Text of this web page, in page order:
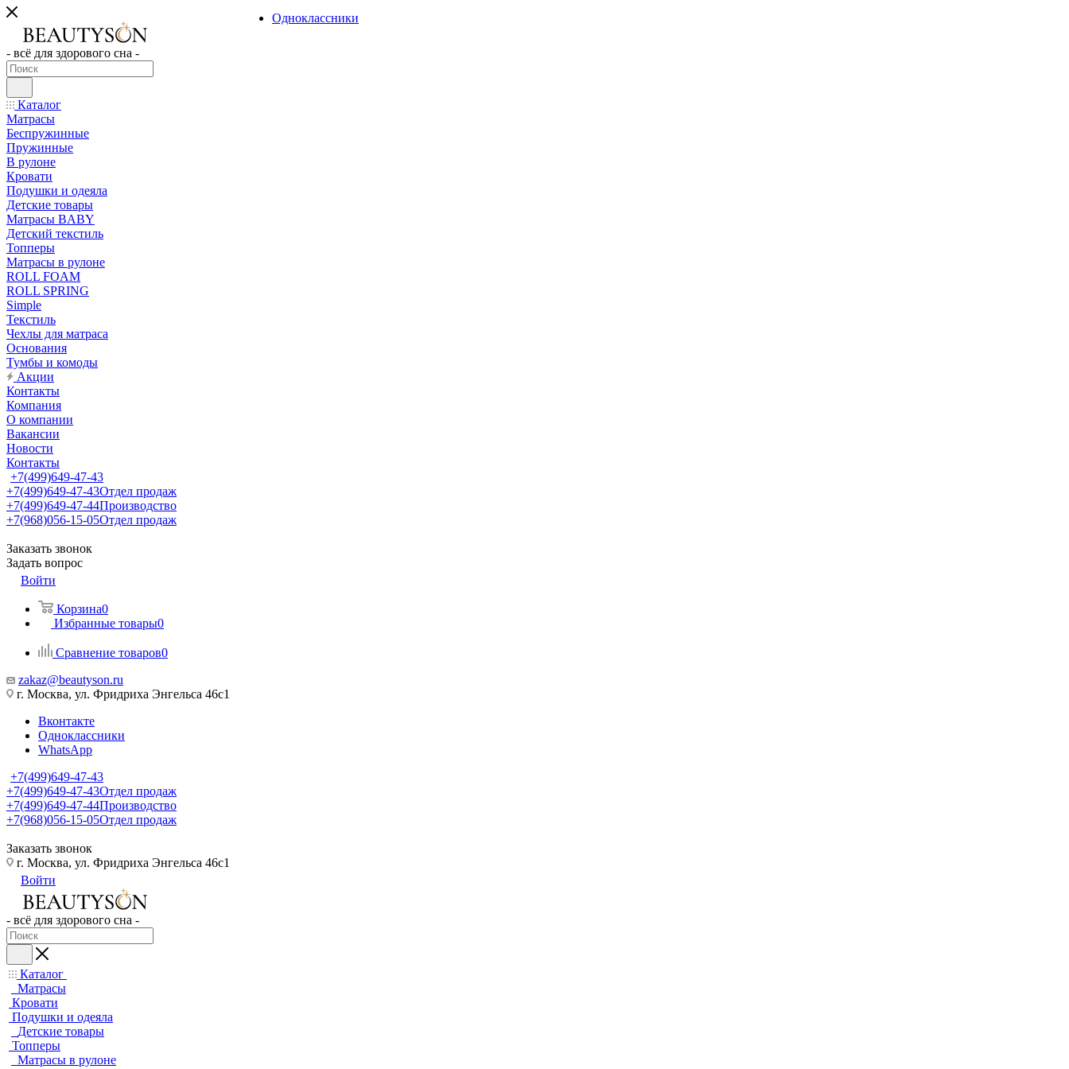
- всё для здорового сна -
Каталог
Матрасы
Беспружинные
Пружинные
В рулоне
Кровати
Подушки и одеяла
Детские товары
Матрасы BABY
Детский текстиль
Топперы
Матрасы в рулоне
ROLL FOAM
ROLL SPRING
Simple
Текстиль
Чехлы для матраса
Основания
Тумбы и комоды
Акции
Контакты
Компания
О компании
Вакансии
Новости
Контакты
+7(499)649-47-43
+7(499)649-47-43Отдел продаж
+7(499)649-47-44Производство
+7(968)056-15-05Отдел продаж
Заказать звонок
Задать вопрос
Войти
Корзина0
Избранные товары0
Сравнение товаров0
zakaz@beautyson.ru
г. Москва, ул. Фридриха Энгельса 46с1
Вконтакте
Одноклассники
WhatsApp
+7(499)649-47-43
+7(499)649-47-43Отдел продаж
+7(499)649-47-44Производство
+7(968)056-15-05Отдел продаж
Заказать звонок
Одноклассники
г. Москва, ул. Фридриха Энгельса 46с1
Войти
- всё для здорового сна -
Каталог
Матрасы
Кровати
Подушки и одеяла
Детские товары
Топперы
Матрасы в рулоне